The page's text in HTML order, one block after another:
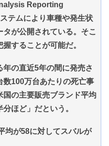
Reporting
テムにより車種や発生状
が公開されている。そこ
することが可能だ。
の直近5年の間に発売さ
数100万台あたりの死亡事
の主要販売ブランド平均
ほど」だという。
均が58に対してスバルが